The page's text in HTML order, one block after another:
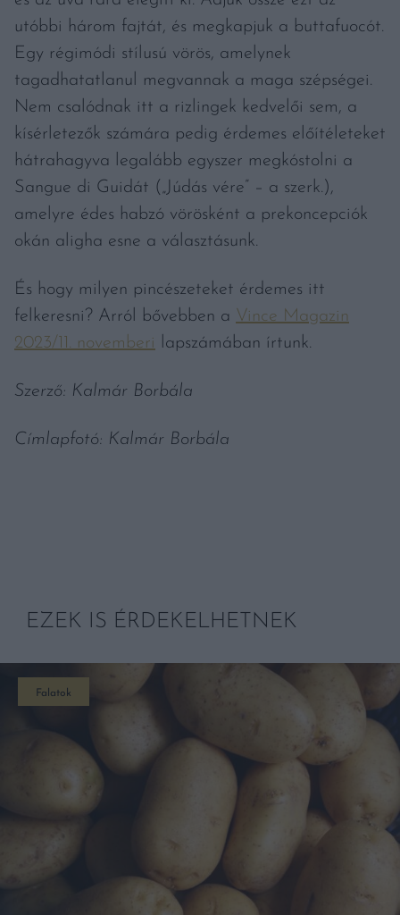
utóbbi három fajtát, és megkapjuk a buttafuocót.
Egy régimódi stílusú vörös, amelynek
tagadhatatlanul megvannak a maga szépségei.
Nem csalódnak itt a rizlingek kedvelői sem, a
kísérletezők számára pedig érdemes előítéleteket
hátrahagyva legalább egyszer megkóstolni a
Sangue di Guidát („Júdás vére” – a szerk.),
amelyre édes habzó vörösként a prekoncepciók
okán aligha esne a választásunk.
És hogy milyen pincészeteket érdemes itt
felkeresni? Arról bővebben a Vince Magazin
2023/11. novemberi lapszámában írtunk.
Szerző: Kalmár Borbála
Címlapfotó: Kalmár Borbála
EZEK IS ÉRDEKELHETNEK
Falatok